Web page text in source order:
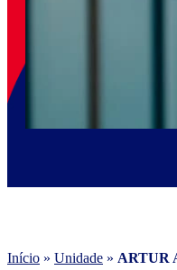
Início » Unidade » ARTUR